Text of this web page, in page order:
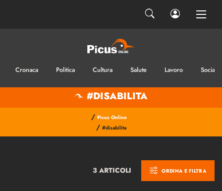
Cronaca Politica Cultura Salute Lavoro Sociale
#DISABILITA
/ Picus Online
/ #disabilita
3 ARTICOLI ORDINA E FILTRA